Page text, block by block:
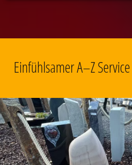
Einfühlsamer A–Z